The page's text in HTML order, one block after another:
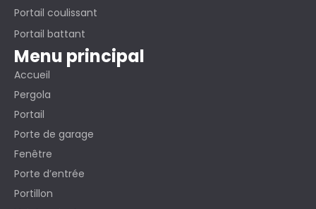
Portail coulissant
Portail battant
Menu principal
Accueil
Pergola
Portail
Porte de garage
Fenêtre
Porte d’entrée
Portillon